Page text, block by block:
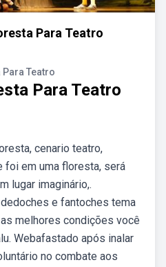
Para Teatro
Teatro
Para Teatro
cenario teatro,
foi em uma floresta, será
lugar imaginário,.
e fantoches tema
melhores condições você
Webafastado após inalar
no combate aos